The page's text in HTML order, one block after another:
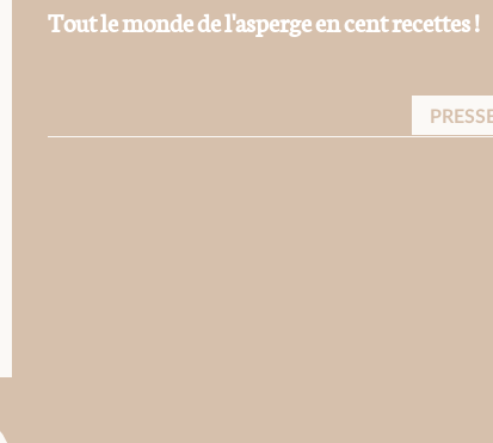
Tout le monde de l'asperge en cent recettes !